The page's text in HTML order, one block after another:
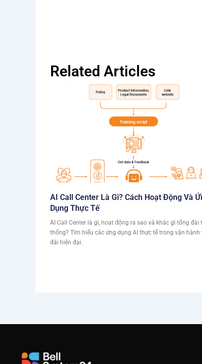
Related Articles
AI Call Center Là Gì? Cách Hoạt Động Và
Dụng Thực Tế
AI Call Center là gì, hoạt động ra sao và khác gì tổng đài
thống? Tìm hiểu các ứng dụng AI thực tế trong vận hành
đài hiện đại.